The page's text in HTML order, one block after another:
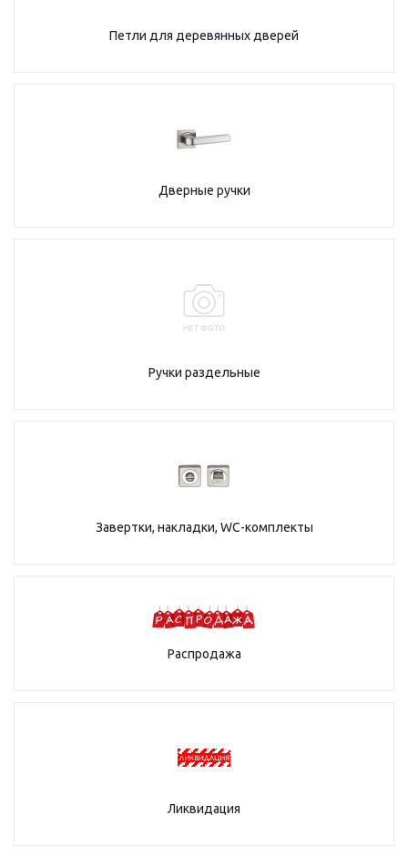
Петли для деревянных дверей
Дверные ручки
Ручки раздельные
Завертки, накладки, WC-комплекты
Распродажа
Ликвидация